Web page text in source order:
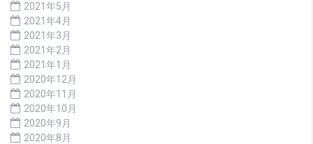
2021年5月
2021年4月
2021年3月
2021年2月
2021年1月
2020年12月
2020年11月
2020年10月
2020年9月
2020年8月